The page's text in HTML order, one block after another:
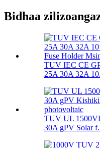
Bidhaa
TUV IEC CE
25A 30A 32A
TUV UL
30A gPV Solar